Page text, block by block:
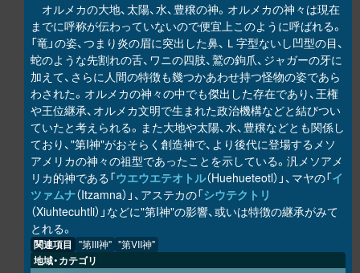
オルメカの大地、太陽、水、豊穣の神。オルメカの神々は現在
までに呼称が伝わっていないので便宜上このように呼ばれる。
「竜」の姿、つまり炎の眉に突出した鼻、Ｌ字型ないし凹型の目、
蛇のような先割れの舌、ワニの四肢、鷲の鉤爪、ジャガーの牙に
加えて、さらに人間の特徴も幾つかあわせ持つ怪物の姿であら
わされた。オルメカの神々の中でも傑出した存在であり、王権
や王位継承、オルメカ文明で生まれた政治機構などと結びつい
ていたと考えられる。また大地や太陽、水、豊穣などとも関係し
ており、"第I神"がおそらく創造神で、より後代に登場するメソ
アメリカの神々の祖型であったことを示している。汎メソアメ
リカ的神である「ウエウエテオトル（Huehueteotl）」、マヤの「イ
ツァムナ（Itzamna）」、アステカの「シウテクトリ
（Xiuhtecuhtli）」などに"第I神"の影響、或いは特徴の継承がみて
とれる。
関連項目 "第III神" "第VII神"
地域・カテゴリ